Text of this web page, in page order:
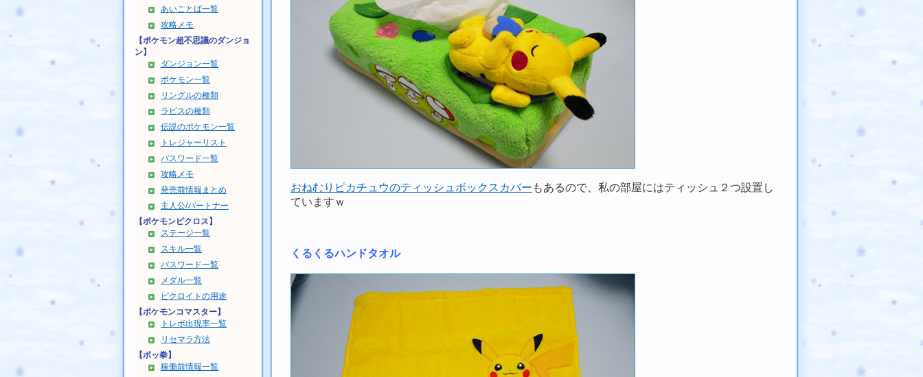
あいことば一覧
攻略メモ
【ポケモン超不思議のダンジョ
ン】
ダンジョン一覧
ポケモン一覧
リングルの種類
ラピスの種類
伝説のポケモン一覧
トレジャーリスト
パスワード一覧
攻略メモ
発売前情報まとめ
主人公/パートナー
【ポケモンピクロス】
ステージ一覧
スキル一覧
パスワード一覧
メダル一覧
ピクロイトの用途
【ポケモンコマスター】
トレボ出現率一覧
リセマラ方法
【ポッ拳】
稼働前情報一覧
おねむりピカチュウのティッシュボックスカバー もあるので、私の部屋にはティッシュ２つ設置し
ていますｗ
くるくるハンドタオル